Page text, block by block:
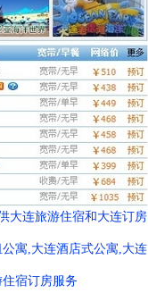
大连旅游住宿和大连订房
寓,大连酒店式公寓,大连
宿订房服务